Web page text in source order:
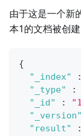
由于这是一个新
本1的文档被创建
{
"_index"
:
"_type"
:
"_id"
:
"_version"
"result"
: